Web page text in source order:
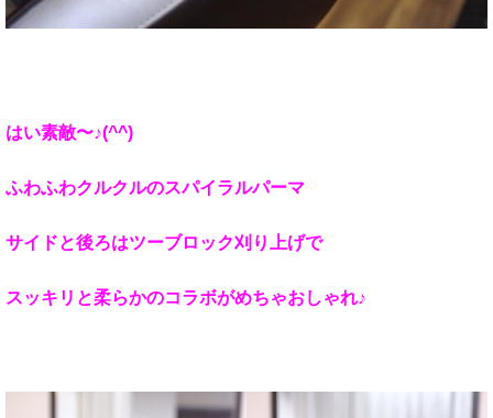
はい素敵〜♪(^^)
ふわふわクルクルのスパイラルパーマ
サイドと後ろはツーブロック刈り上げで
スッキリと柔らかのコラボがめちゃおしゃれ♪